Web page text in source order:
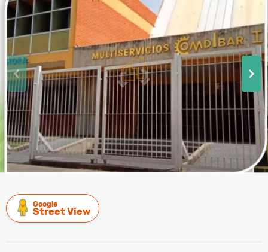
Google
Street View